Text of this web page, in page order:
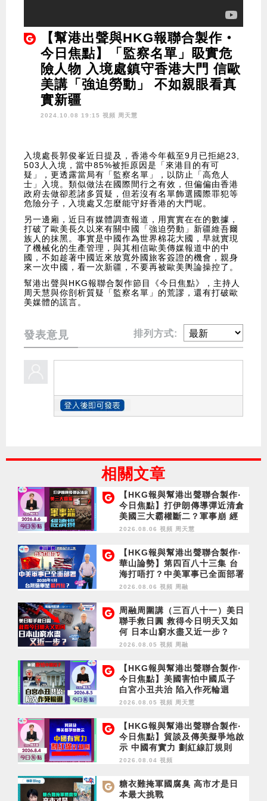
【幫港出聲與HKG報聯合製作‧
今日焦點】「監察名單」𥄫實危
險人物 入境處鎮守香港大門 信歐
美講「強迫勞動」 不如親眼看真
實新疆
2024.10.08 19:15 視頻 周天慧
入境處長郭俊峯近日提及，香港今年截至9月已拒絕23,
503人入境，當中85%被拒原因是「來港目的有可
疑」，更透露當局有「監察名單」，以防止「高危人
士」入境。類似做法在國際間行之有效，但偏偏由香港
政府去做卻惹諸多質疑，但若沒有名單飾選國際罪犯等
危險分子，入境處又怎麼能守好香港的大門呢。
另一邊廂，近日有媒體調查報道，用實實在在的數據，
打破了歐美長久以來有關中國「強迫勞動」新疆維吾爾
族人的抹黑。事實是中國作為世界棉花大國，早就實現
了機械化的生產管理，與其相信歐美傳媒報道中的中
國，不如趁著中國近來放寬外國旅客簽證的機會，親身
來一次中國，看一次新疆，不要再被歐美輿論操控了。
幫港出聲與HKG報聯合製作節目《今日焦點》，主持人
周天慧與你剖析質疑「監察名單」的荒謬，還有打破歐
美媒體的謊言。
發表意見 排列方式:
相關文章
【HKG報與幫港出聲聯合製作‧
今日焦點】打伊朗傳導彈近清倉
美國三大霸權斷二？軍事崩 經
濟損
2026.08.06 視頻 周天慧
【HKG報與幫港出聲聯合製作‧
華山論勢】第四百八十三集 台
海打唔打？中美軍事已全面部署
2028年1月台灣選舉是臨界點？
2026.08.06 視頻 周融
周融周圍講（三百八十一）美日
聯手救日圓 救得今日明天又如
何 日本山窮水盡又近一步？
2026.08.05 視頻 周融
【HKG報與幫港出聲聯合製作‧
今日焦點】美國害怕中國瓜子
白宮小丑共治 陷入作死輪迴
2026.08.05 視頻 周天慧
【HKG報與幫港出聲聯合製作‧
今日焦點】貿談及傳美擬爭地啟
示 中國有實力 劃紅線訂規則
2026.08.04 視頻
糖衣難掩軍國腐臭 高市才是日
本最大挑戰